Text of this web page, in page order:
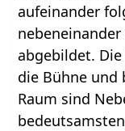
aufeinander
abgebildet.
die Bühne und
Raum sind